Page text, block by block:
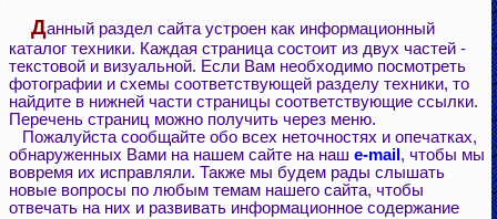
Данный раздел сайта устроен как информационный
каталог техники. Каждая страница состоит из двух частей -
текстовой и визуальной. Если Вам необходимо посмотреть
фотографии и схемы соответствующей разделу техники, то
найдите в нижней части страницы соответствующие ссылки.
Перечень страниц можно получить через меню.
Пожалуйста сообщайте обо всех неточностях и опечатках,
обнаруженных Вами на нашем сайте на наш e-mail , чтобы мы
вовремя их исправляли. Также мы будем рады слышать
новые вопросы по любым темам нашего сайта, чтобы
отвечать на них и развивать информационное содержание